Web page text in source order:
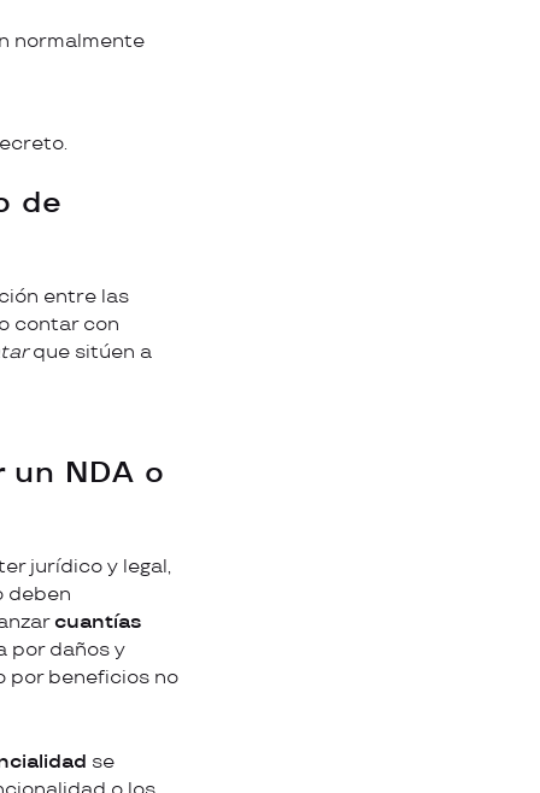
normalmente
de
entre las
contar con
que sitúen a
NDA o
jurídico y legal,
deben
cuantías
por daños y
por beneficios no
se